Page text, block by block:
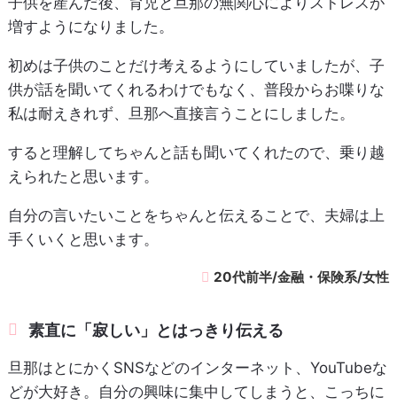
増すようになりました。
初めは子供のことだけ考えるようにしていましたが、子
供が話を聞いてくれるわけでもなく、普段からお喋りな
私は耐えきれず、旦那へ直接言うことにしました。
すると理解してちゃんと話も聞いてくれたので、乗り越
えられたと思います。
自分の言いたいことをちゃんと伝えることで、夫婦は上
手くいくと思います。
20代前半/金融・保険系/女性
素直に「寂しい」とはっきり伝える
旦那はとにかくSNSなどのインターネット、YouTubeな
どが大好き。自分の興味に集中してしまうと、こっちに